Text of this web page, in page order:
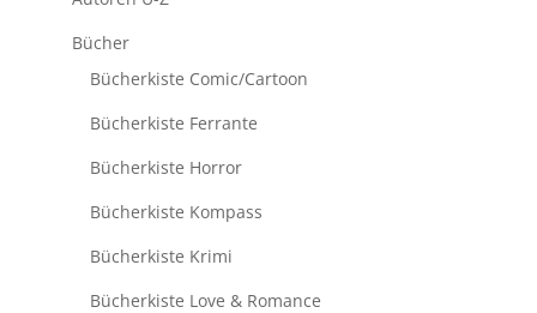
Bücher
Bücherkiste Comic/Cartoon
Bücherkiste Ferrante
Bücherkiste Horror
Bücherkiste Kompass
Bücherkiste Krimi
Bücherkiste Love & Romance